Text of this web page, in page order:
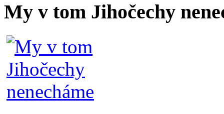
My v tom Jihočechy